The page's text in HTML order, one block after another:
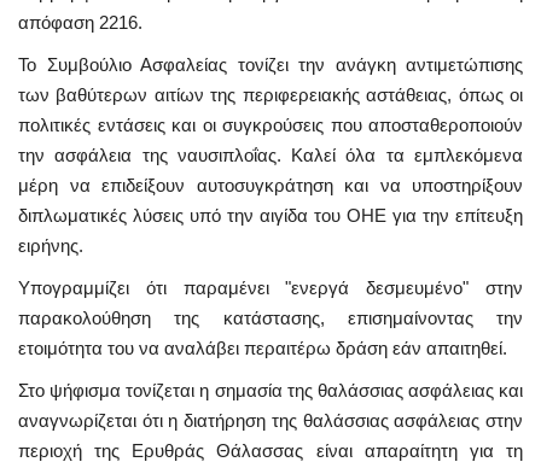
απόφαση 2216.
Το Συμβούλιο Ασφαλείας τονίζει την ανάγκη αντιμετώπισης
των βαθύτερων αιτίων της περιφερειακής αστάθειας, όπως οι
πολιτικές εντάσεις και οι συγκρούσεις που αποσταθεροποιούν
την ασφάλεια της ναυσιπλοΐας. Καλεί όλα τα εμπλεκόμενα
μέρη να επιδείξουν αυτοσυγκράτηση και να υποστηρίξουν
διπλωματικές λύσεις υπό την αιγίδα του ΟΗΕ για την επίτευξη
ειρήνης.
Υπογραμμίζει ότι παραμένει "ενεργά δεσμευμένο" στην
παρακολούθηση της κατάστασης, επισημαίνοντας την
ετοιμότητα του να αναλάβει περαιτέρω δράση εάν απαιτηθεί.
Στο ψήφισμα τονίζεται η σημασία της θαλάσσιας ασφάλειας και
αναγνωρίζεται ότι η διατήρηση της θαλάσσιας ασφάλειας στην
περιοχή της Ερυθράς Θάλασσας είναι απαραίτητη για τη